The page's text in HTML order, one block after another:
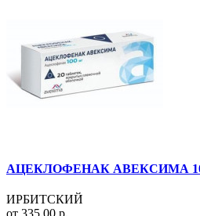
АЦЕКЛОФЕНАК АВЕКСИМА
ИРБИТСКИЙ
от 335.00 р.